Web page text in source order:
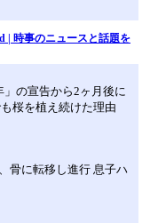
| 時事のニュースと話題を
の宣告から2ヶ月後に
桜を植え続けた理由
骨に転移し進行 息子ハ